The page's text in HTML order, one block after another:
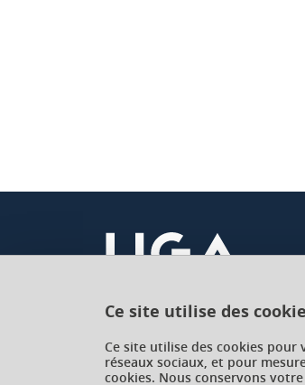
Ce site utilise des
Ce site utilise des cookies
réseaux sociaux, et pour
cookies. Nous conservons
Université Grenoble Alpes
621 avenue Centrale